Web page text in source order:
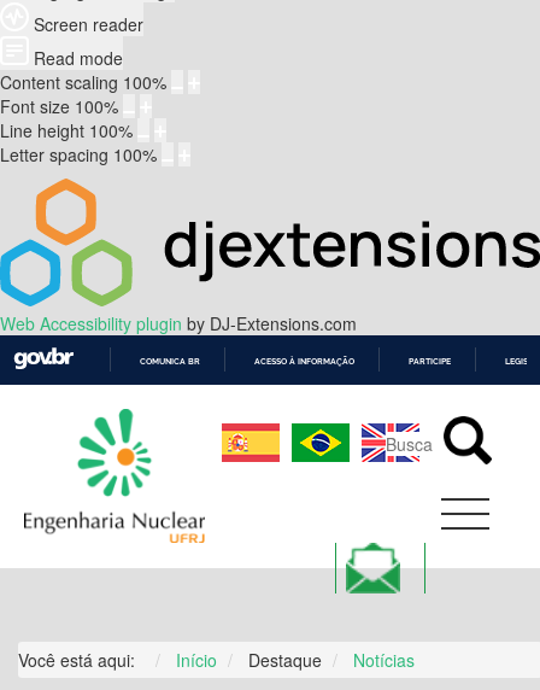
Screen reader
Read mode
Content scaling 100%
Font size 100%
Line height 100%
Letter spacing 100%
Web Accessibility plugin by DJ-Extensions.com
CONTEÚDO
COMUNICA BR ACESSO À INFORMAÇÃO PARTICIPE
Você está aqui: Início Destaque Notícias